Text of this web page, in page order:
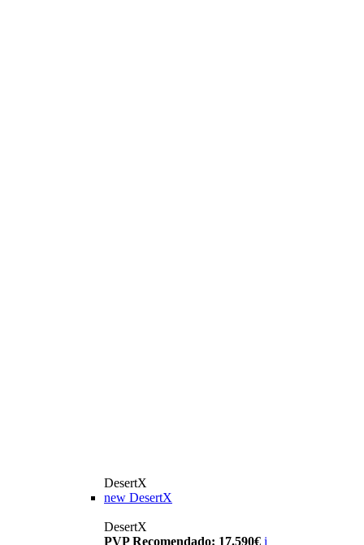
DesertX
new DesertX
DesertX
PVP Recomendado: 17.590€ i